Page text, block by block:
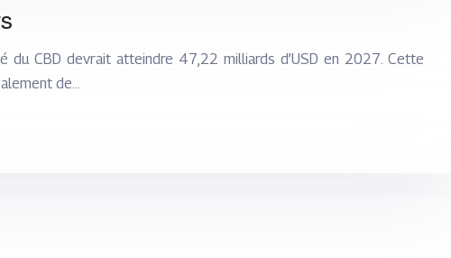
du CBD devrait atteindre 47,22 milliards d’USD en 2027. Cette
de…